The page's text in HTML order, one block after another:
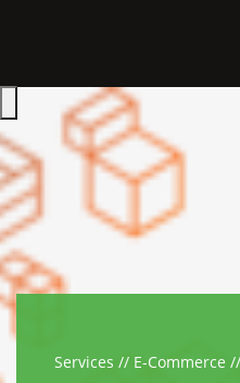
Hauptmenü öffnen
Services E-Commerce